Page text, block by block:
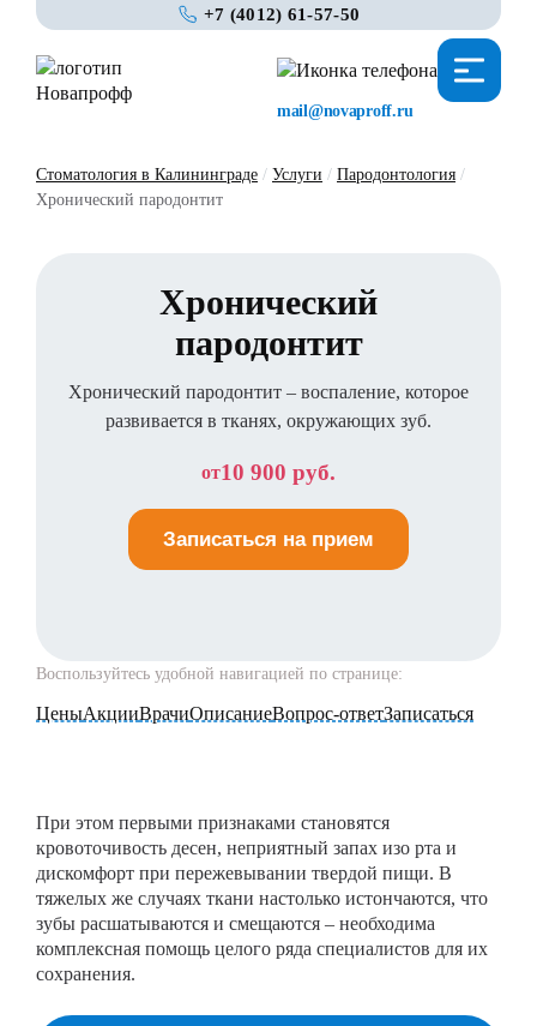
+7 (4012) 61-57-50
mail@novaproff.ru
Стоматология в Калининграде / Услуги / Пародонтология /
Хронический пародонтит
Хронический
пародонтит
Хронический пародонтит – воспаление, которое
развивается в тканях, окружающих зуб.
от10 900 руб.
Записаться на прием
Воспользуйтесь удобной навигацией по странице:
ЦеныАкцииВрачиОписаниеВопрос-ответЗаписаться
При этом первыми признаками становятся
кровоточивость десен, неприятный запах изо рта и
дискомфорт при пережевывании твердой пищи. В
тяжелых же случаях ткани настолько истончаются, что
зубы расшатываются и смещаются – необходима
комплексная помощь целого ряда специалистов для их
сохранения.